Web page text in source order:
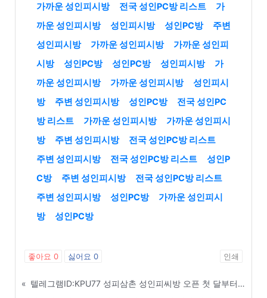
가까운 성인피시방
전국 성인PC방 리스트
가
까운 성인피시방
성인피시방 성인PC방
주변
성인피시방
가까운 성인피시방
가까운 성인피
시방
성인PC방 성인PC방 성인피시방
가
까운 성인피시방
가까운 성인피시방
성인피시
방
주변 성인피시방 성인PC방
전국 성인PC
방 리스트
가까운 성인피시방
가까운 성인피시
방
주변 성인피시방
전국 성인PC방 리스트
주변 성인피시방
전국 성인PC방 리스트
성인P
C방
주변 성인피시방
전국 성인PC방 리스트
주변 성인피시방
성인PC방
가까운 성인피시
방
성인PC방
좋아요 0 싫어요 0 인쇄
«
텔레그램ID:KPU77 성피삼촌 성인피씨방 오픈 첫 달부터 흑자 내는 창업 노하우 - 광양